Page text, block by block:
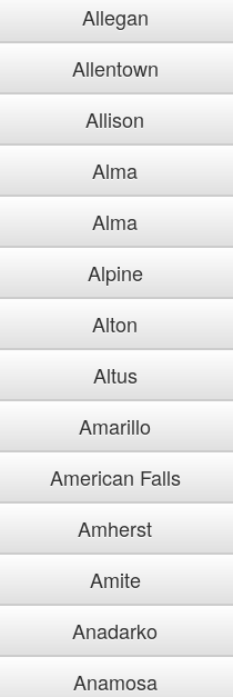
Allegan
Allentown
Allison
Alma
Alma
Alpine
Alton
Altus
Amarillo
American Falls
Amherst
Amite
Anadarko
Anamosa